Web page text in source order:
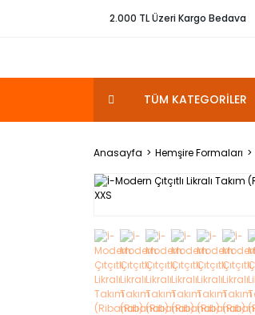
2.000 TL Üzeri Kargo Bedava
TÜM KATEGORİLER
Anasayfa Hemşire Formaları